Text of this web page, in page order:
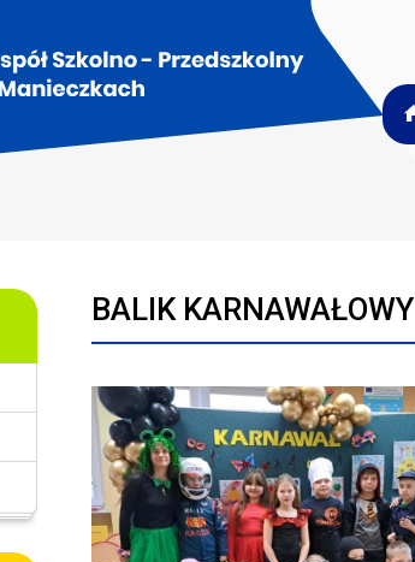
BALIK KARNAWAŁOWY